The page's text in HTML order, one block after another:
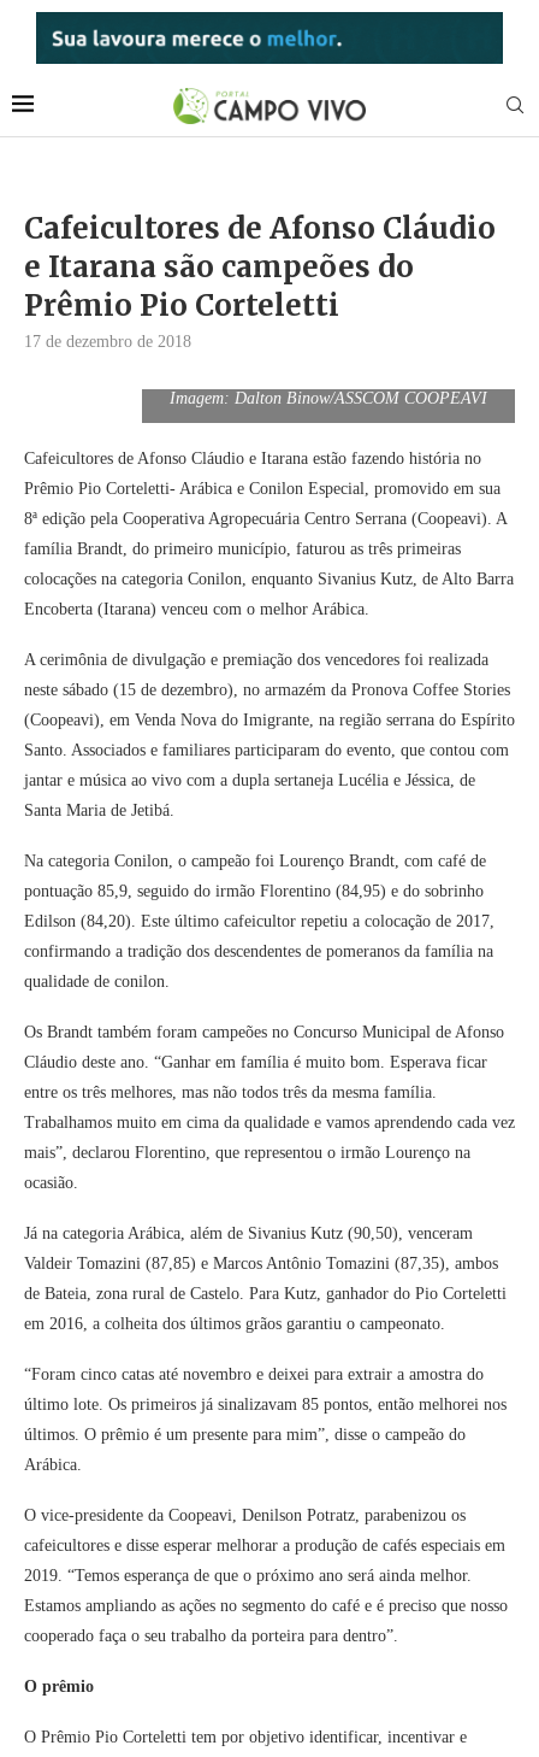
Cafeicultores de Afonso Cláudio
e Itarana são campeões do
Prêmio Pio Corteletti
17 de dezembro de 2018
Imagem: Dalton Binow/ASSCOM COOPEAVI
Cafeicultores de Afonso Cláudio e Itarana estão fazendo história no
Prêmio Pio Corteletti- Arábica e Conilon Especial, promovido em sua
8ª edição pela Cooperativa Agropecuária Centro Serrana (Coopeavi). A
família Brandt, do primeiro município, faturou as três primeiras
colocações na categoria Conilon, enquanto Sivanius Kutz, de Alto Barra
Encoberta (Itarana) venceu com o melhor Arábica.
A cerimônia de divulgação e premiação dos vencedores foi realizada
neste sábado (15 de dezembro), no armazém da Pronova Coffee Stories
(Coopeavi), em Venda Nova do Imigrante, na região serrana do Espírito
Santo. Associados e familiares participaram do evento, que contou com
jantar e música ao vivo com a dupla sertaneja Lucélia e Jéssica, de
Santa Maria de Jetibá.
Na categoria Conilon, o campeão foi Lourenço Brandt, com café de
pontuação 85,9, seguido do irmão Florentino (84,95) e do sobrinho
Edilson (84,20). Este último cafeicultor repetiu a colocação de 2017,
confirmando a tradição dos descendentes de pomeranos da família na
qualidade de conilon.
Os Brandt também foram campeões no Concurso Municipal de Afonso
Cláudio deste ano. “Ganhar em família é muito bom. Esperava ficar
entre os três melhores, mas não todos três da mesma família.
Trabalhamos muito em cima da qualidade e vamos aprendendo cada vez
mais”, declarou Florentino, que representou o irmão Lourenço na
ocasião.
Já na categoria Arábica, além de Sivanius Kutz (90,50), venceram
Valdeir Tomazini (87,85) e Marcos Antônio Tomazini (87,35), ambos
de Bateia, zona rural de Castelo. Para Kutz, ganhador do Pio Corteletti
em 2016, a colheita dos últimos grãos garantiu o campeonato.
“Foram cinco catas até novembro e deixei para extrair a amostra do
último lote. Os primeiros já sinalizavam 85 pontos, então melhorei nos
últimos. O prêmio é um presente para mim”, disse o campeão do
Arábica.
O vice-presidente da Coopeavi, Denilson Potratz, parabenizou os
cafeicultores e disse esperar melhorar a produção de cafés especiais em
2019. “Temos esperança de que o próximo ano será ainda melhor.
Estamos ampliando as ações no segmento do café e é preciso que nosso
cooperado faça o seu trabalho da porteira para dentro”.
O prêmio
O Prêmio Pio Corteletti tem por objetivo identificar, incentivar e